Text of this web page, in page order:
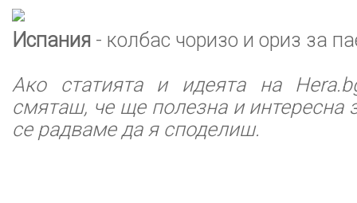
Испания - колбас чоризо и ориз за
Ако статията и идеята на
смяташ, че ще полезна и интересна
се радваме да я споделиш.